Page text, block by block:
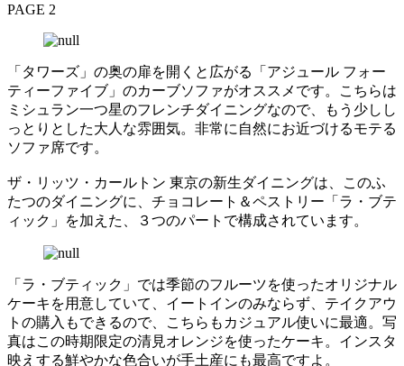
PAGE 2
「タワーズ」の奥の扉を開くと広がる「アジュール フォー
ティーファイブ」のカーブソファがオススメです。こちらは
ミシュラン一つ星のフレンチダイニングなので、もう少しし
っとりとした大人な雰囲気。非常に自然にお近づけるモテる
ソファ席です。
ザ・リッツ・カールトン 東京の新生ダイニングは、このふ
たつのダイニングに、チョコレート＆ペストリー「ラ・ブテ
ィック」を加えた、３つのパートで構成されています。
「ラ・ブティック」では季節のフルーツを使ったオリジナル
ケーキを用意していて、イートインのみならず、テイクアウ
トの購入もできるので、こちらもカジュアル使いに最適。写
真はこの時期限定の清見オレンジを使ったケーキ。インスタ
映えする鮮やかな色合いが手土産にも最高ですよ。